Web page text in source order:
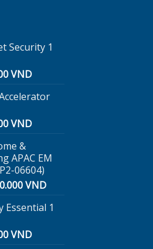
Security 1
VNDGiá
tại
189.000 VND.
VND.
VNDGiá
là:
350.000 VND.
&
APAC EM
06604)
VNDGiá
tại
Essential 1
VNDGiá